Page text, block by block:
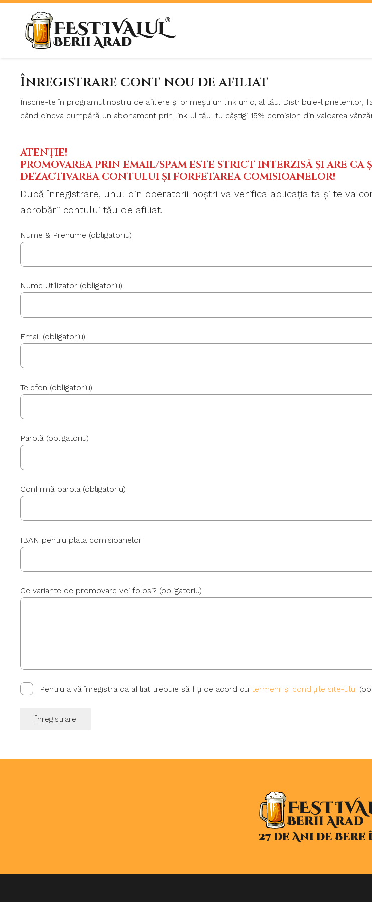
Înregistrare cont nou de afiliat
Înscrie-te în programul nostru de afiliere și primești un link unic, al tău. Distribuie-l
când cineva cumpără un abonament prin link-ul tău, tu câștigi 15% comision din valoarea
ATENȚIE!
PROMOVAREA PRIN EMAIL/SPAM ESTE STRICT INTERZISĂ ȘI ARE CA
DEZACTIVAREA CONTULUI ȘI FORFETAREA COMISIOANELOR!
După înregistrare, unul din operatorii noștri va verifica aplicația ta și te va
aprobării contului tău de afiliat.
Nume & Prenume (obligatoriu)
Nume Utilizator (obligatoriu)
Email (obligatoriu)
Telefon (obligatoriu)
Parolă (obligatoriu)
Confirmă parola (obligatoriu)
IBAN pentru plata comisioanelor
Ce variante de promovare vei folosi? (obligatoriu)
Pentru a vă înregistra ca afiliat trebuie să fiți de acord cu termenii și condițiile site-ului
27 de Ani de